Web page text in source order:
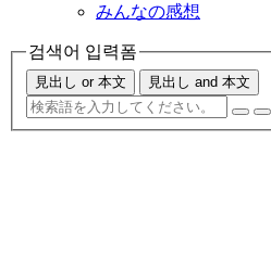
みんなの感想
검색어 입력폼
見出し or 本文 見出し and 本文